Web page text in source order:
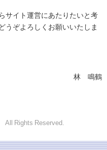
サイト運営にあたりたいと考
うぞよろしくお願いいたしま
林 鳴鶴
All Rights Reserved.